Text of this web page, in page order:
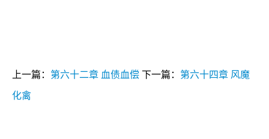
上一篇： 第六十二章 血债血偿下一篇： 第六十四章 风魔
化禽